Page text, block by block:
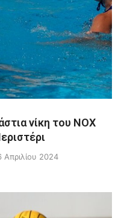
νίκη του ΝΟΧ
Απριλίου 2024